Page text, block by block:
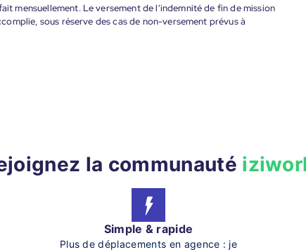
mensuellement. Le versement de l'indemnité de fin de mission
sous réserve des cas de non-versement prévus à
la communauté
Simple & rapide
Plus de déplacements en agence : je